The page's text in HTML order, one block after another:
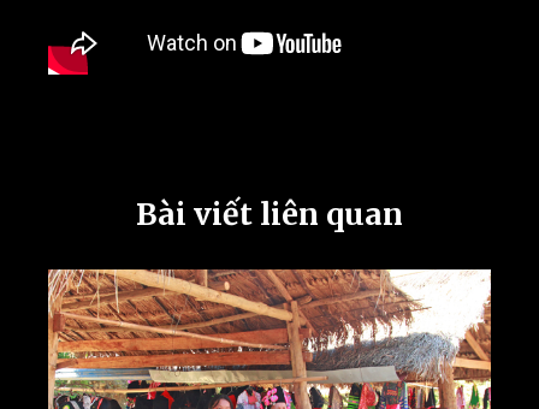
Bài viết liên quan